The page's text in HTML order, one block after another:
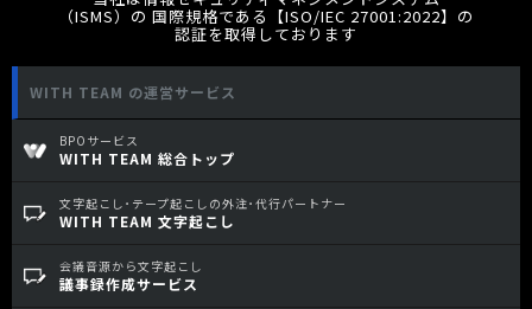
（ISMS）の 国際規格である【ISO/IEC 27001:2022】の
認証を取得しております
WITH TEAM の運営サービス
BPOサービス
WITH TEAM 総合トップ
文字起こし･テープ起こしの外注･代行パートナー
WITH TEAM 文字起こし
会議音源から文字起こし
議事録作成サービス